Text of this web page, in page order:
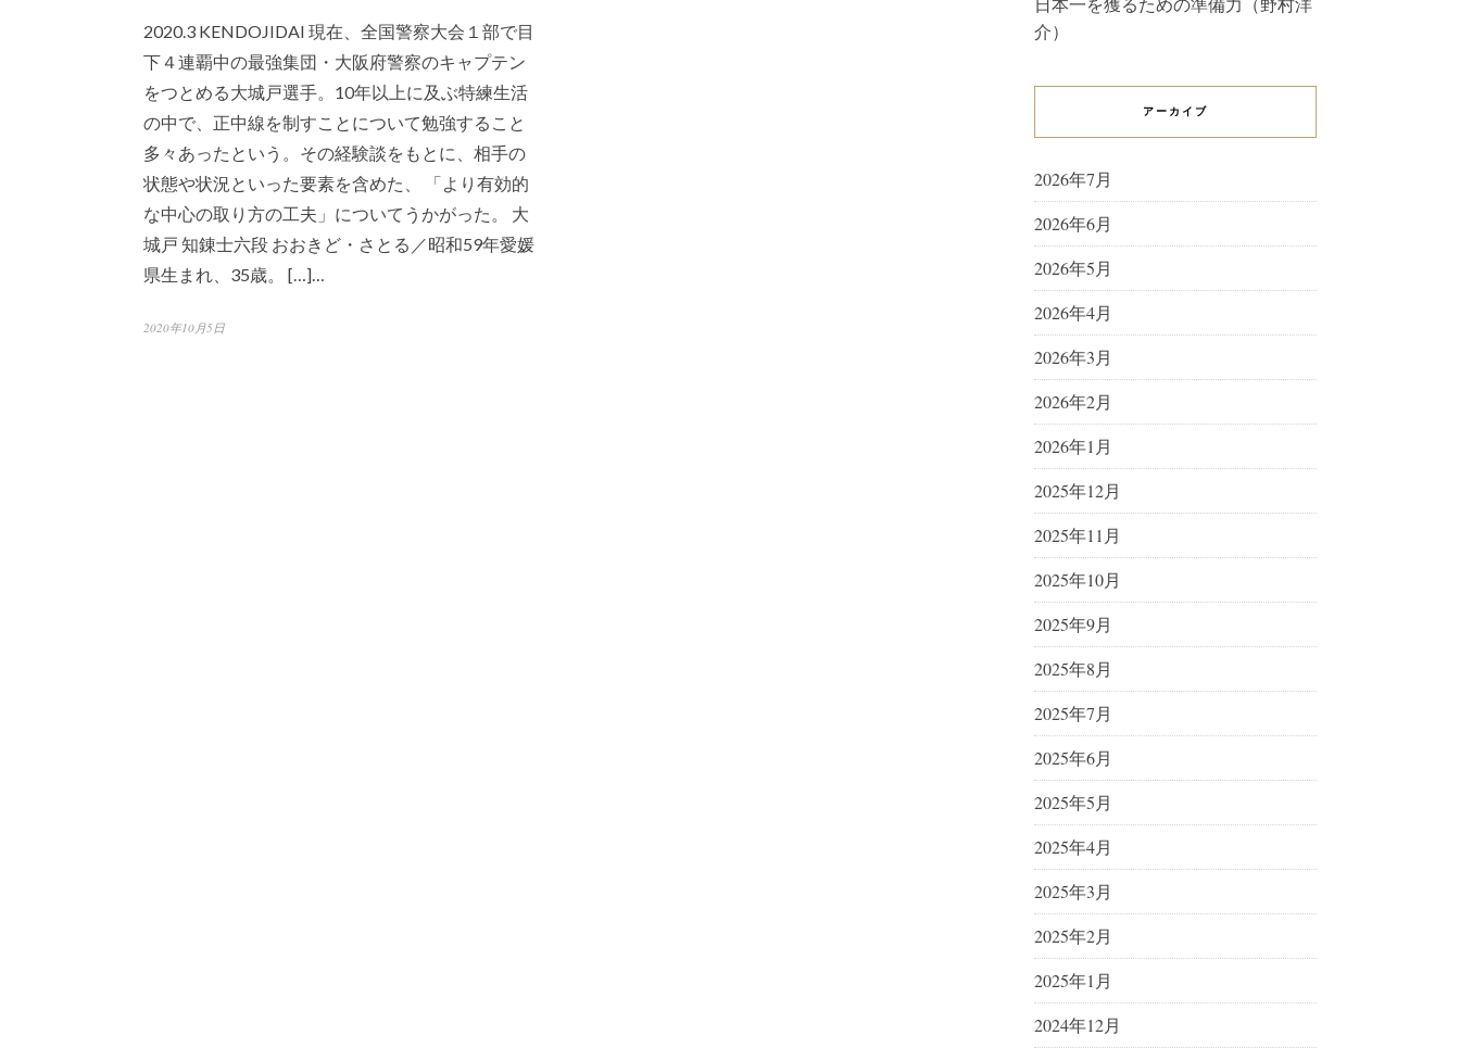
2020.3 KENDOJIDAI 現在、全国警察大会１部で目
下４連覇中の最強集団・大阪府警察のキャプテン
をつとめる大城戸選手。10年以上に及ぶ特練生活
の中で、正中線を制すことについて勉強すること
多々あったという。その経験談をもとに、相手の
状態や状況といった要素を含めた、 「より有効的
な中心の取り方の工夫」についてうかがった。 大
城戸 知錬士六段 おおきど・さとる／昭和59年愛媛
県生まれ、35歳。 […]…
2020年10月5日
介）
アーカイブ
2026年7月
2026年6月
2026年5月
2026年4月
2026年3月
2026年2月
2026年1月
2025年12月
2025年11月
2025年10月
2025年9月
2025年8月
2025年7月
2025年6月
2025年5月
2025年4月
2025年3月
2025年2月
2025年1月
2024年12月